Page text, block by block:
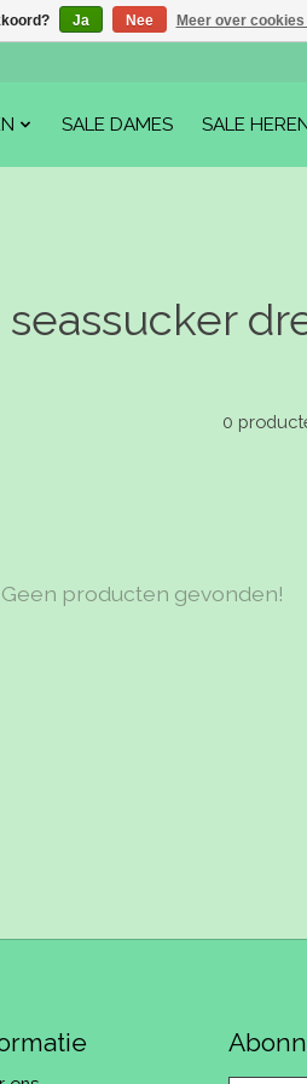
SALE DAMES SALE
0
Geen producten gevonden!
Ja Nee Meer over cookies